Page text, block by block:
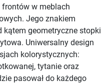
frontów w meblach
Jego znakiem
geometryczne stopki
Uniwersalny design
kolorystycznych:
tytanie oraz
pasował do każdego